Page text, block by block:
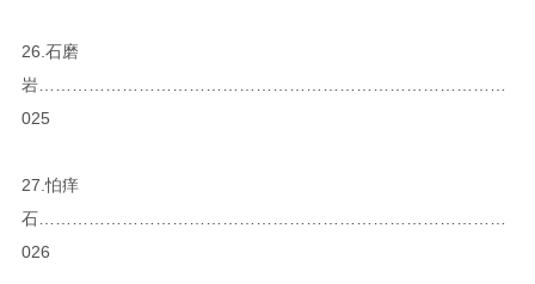
26.石磨
岩…………………………………………………………………………
025
27.怕痒
石…………………………………………………………………………
026